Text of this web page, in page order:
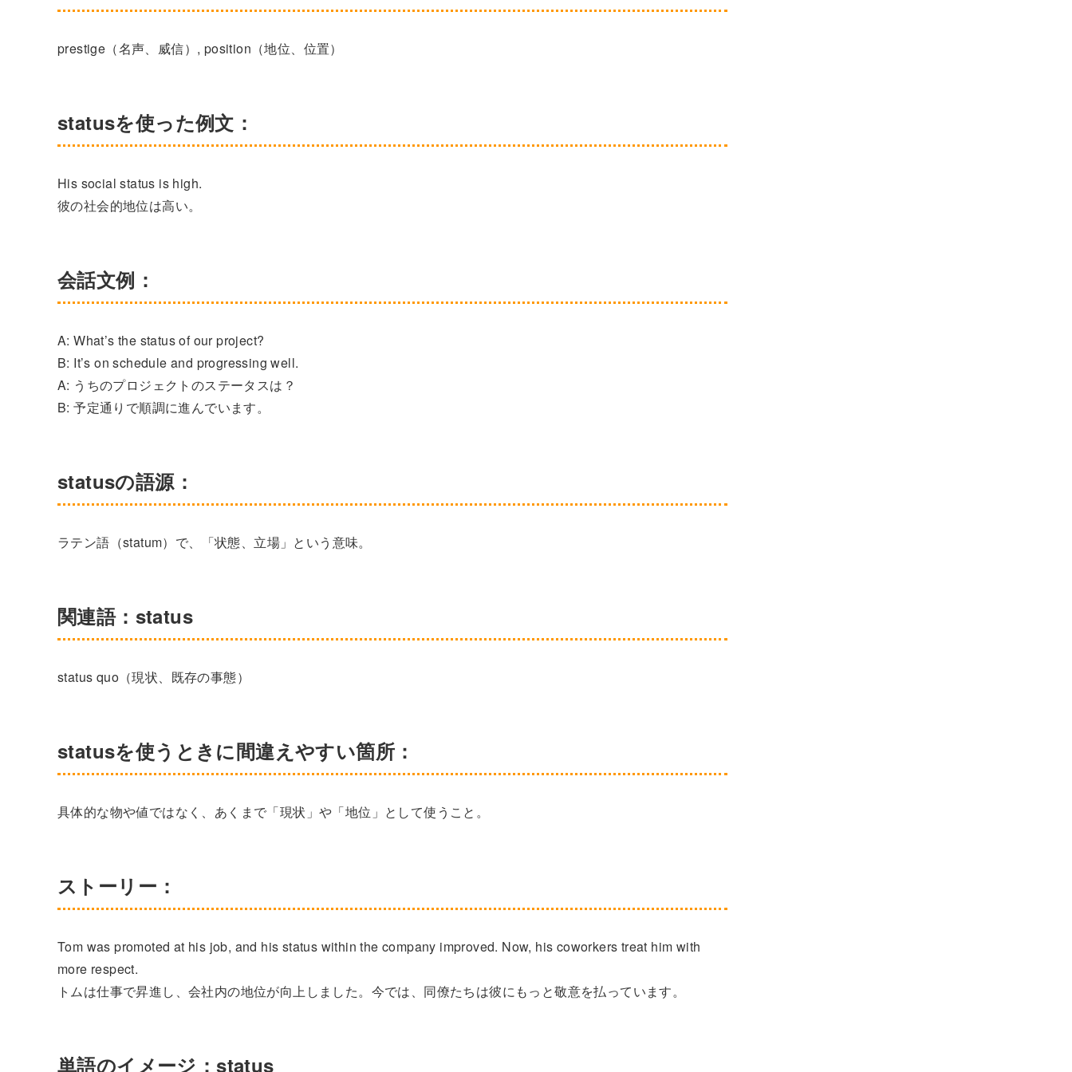
prestige（名声、威信）, position（地位、位置）
statusを使った例文：
His social status is high.
彼の社会的地位は高い。
会話文例：
A: What’s the status of our project?
B: It’s on schedule and progressing well.
A: うちのプロジェクトのステータスは？
B: 予定通りで順調に進んでいます。
statusの語源：
ラテン語（statum）で、「状態、立場」という意味。
関連語：status
status quo（現状、既存の事態）
statusを使うときに間違えやすい箇所：
具体的な物や値ではなく、あくまで「現状」や「地位」として使うこと。
ストーリー：
Tom was promoted at his job, and his status within the company improved. Now, his coworkers treat him with
more respect.
トムは仕事で昇進し、会社内の地位が向上しました。今では、同僚たちは彼にもっと敬意を払っています。
単語のイメージ：status